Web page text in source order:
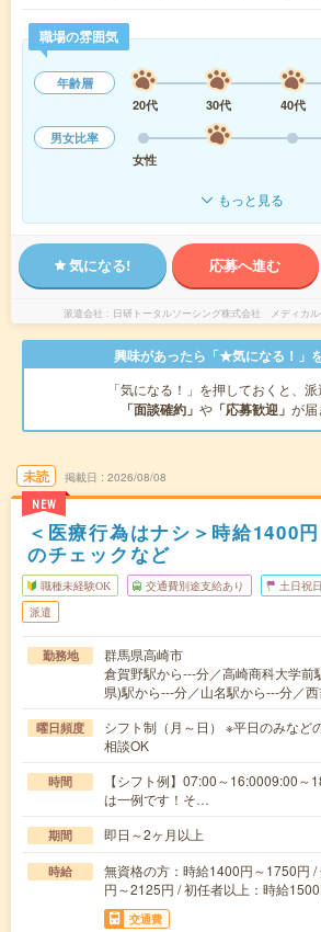
職場の雰囲気
年齢層
20代
30代 40代
男女比率
女性
もっと見る
気になる! 応募へ進む
派遣会社 日研トータルソーシング株式会社 メディカ
興味があったら「★気になる！」
「気になる！」を押しておくと、
「面談確約」 や 「応募歓迎」 が届
未読
NEW
掲載日 2026/08/08
＜医療行為はナシ＞時給1400
のチェックなど
職種未経験OK 交通費別途支給あり 土日祝
派遣
勤務地
群馬県高崎市
倉賀野駅から---分／高崎商科大学前
県)駅から---分／山名駅から---分／
曜日頻度
シフト制（月～日） ※平日のみなど
相談OK
時間
【シフト例】07:00～16:0009:00
は一例です！そ…
期間 即日～2ヶ月以上
時給
無資格の方：時給1400円～1750円
円～2125円 / 初任者以上：時給
交通費